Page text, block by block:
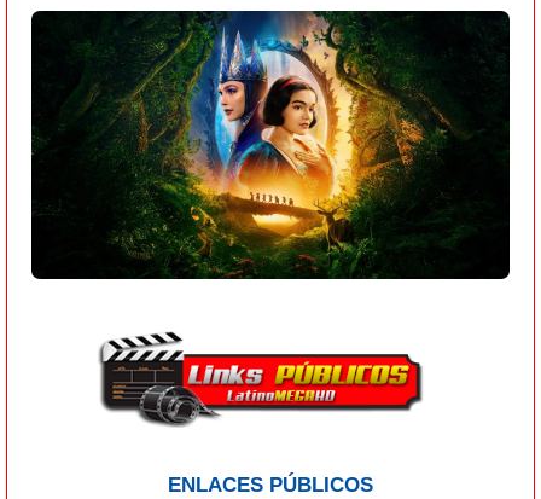
ENLACES PÚBLICOS